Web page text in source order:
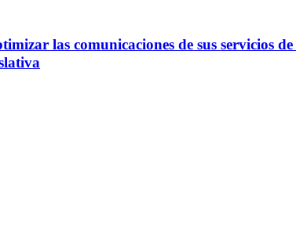
las comunicaciones de sus servicios de